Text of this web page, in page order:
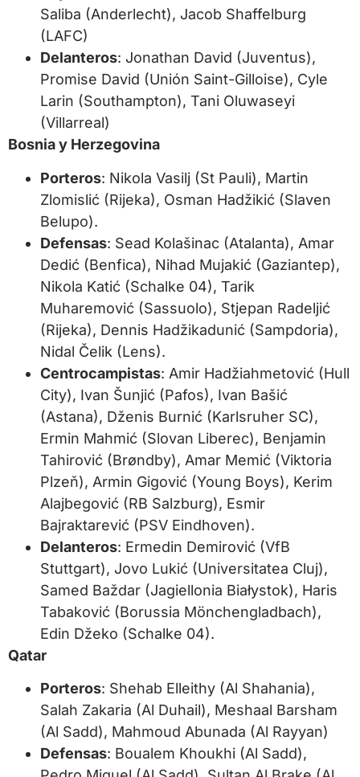
Saliba (Anderlecht), Jacob Shaffelburg
(LAFC)
Delanteros: Jonathan David (Juventus),
Promise David (Unión Saint-Gilloise), Cyle
Larin (Southampton), Tani Oluwaseyi
(Villarreal)
Bosnia y Herzegovina
Porteros: Nikola Vasilj (St Pauli), Martin
Zlomislić (Rijeka), Osman Hadžikić (Slaven
Belupo).
Defensas: Sead Kolašinac (Atalanta), Amar
Dedić (Benfica), Nihad Mujakić (Gaziantep),
Nikola Katić (Schalke 04), Tarik
Muharemović (Sassuolo), Stjepan Radeljić
(Rijeka), Dennis Hadžikadunić (Sampdoria),
Nidal Čelik (Lens).
Centrocampistas: Amir Hadžiahmetović (Hull
City), Ivan Šunjić (Pafos), Ivan Bašić
(Astana), Dženis Burnić (Karlsruher SC),
Ermin Mahmić (Slovan Liberec), Benjamin
Tahirović (Brøndby), Amar Memić (Viktoria
Plzeň), Armin Gigović (Young Boys), Kerim
Alajbegović (RB Salzburg), Esmir
Bajraktarević (PSV Eindhoven).
Delanteros: Ermedin Demirović (VfB
Stuttgart), Jovo Lukić (Universitatea Cluj),
Samed Baždar (Jagiellonia Białystok), Haris
Tabaković (Borussia Mönchengladbach),
Edin Džeko (Schalke 04).
Qatar
Porteros: Shehab Elleithy (Al Shahania),
Salah Zakaria (Al Duhail), Meshaal Barsham
(Al Sadd), Mahmoud Abunada (Al Rayyan)
Defensas: Boualem Khoukhi (Al Sadd),